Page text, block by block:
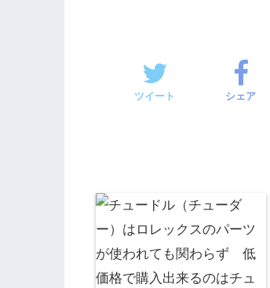
ツイート シェア